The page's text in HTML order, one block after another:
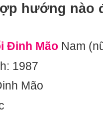
hướng nào
Đinh Mão Nam
1987
Mão